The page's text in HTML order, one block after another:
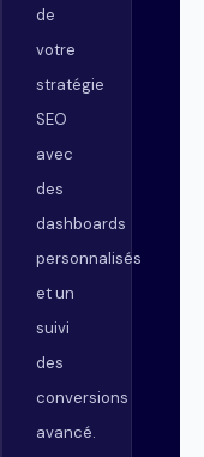
de
votre
stratégie
SEO
avec
des
dashboards
personnalisés
et un
suivi
des
conversions
avancé.